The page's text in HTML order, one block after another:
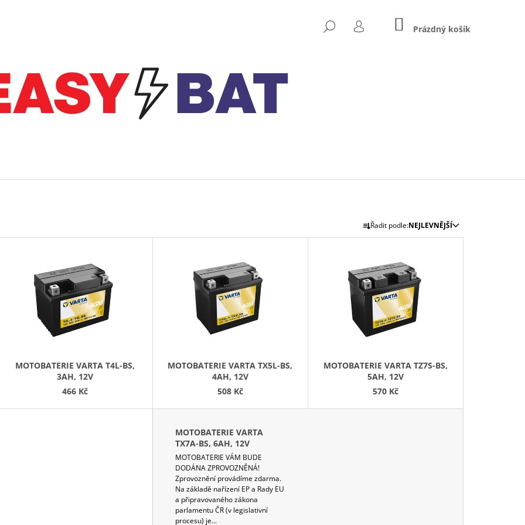
HLEDAT
PŘIHLÁŠENÍ
NÁKUPNÍ
KOŠÍK
Prázdný košík
Ř
A
E
N
Í
P
R
O
D
U
T
Řadit podle:NEJLEVNĚJŠÍ
MOTOBATERIE VARTA T4L-BS,
3AH, 12V
466 Kč
MOTOBATERIE VARTA TX5L-BS,
4AH, 12V
508 Kč
MOTOBATERIE VARTA TZ7S-BS,
5AH, 12V
570 Kč
MOTOBATERIE VARTA
TX7A-BS, 6AH, 12V
MOTOBATERIE VÁM BUDE
DODÁNA ZPROVOZNĚNÁ!
Zprovoznění provádíme zdarma.
Na základě nařízení EP a Rady EU
a připravovaného zákona
parlamentu ČR (v legislativní
procesu) je...
CO POTŘEBUJETE NAJÍT?
HLEDAT
Následující
N18L-AT, 12V, 20AH
1 975 Kč
18AH, 12V, AGM12-19 (YTX20L-BS)
1 520 Kč